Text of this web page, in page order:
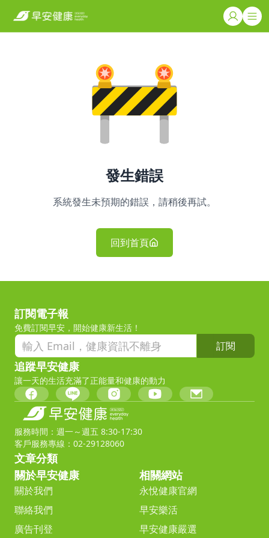
發生錯誤
系統發生未預期的錯誤，請稍後再試。
回到首頁
訂閱電子報
免費訂閱早安，開始健康新生活！
訂閱
追蹤早安健康
讓一天的生活充滿了正能量和健康的動力
服務時間：週一～週五 8:30-17:30
客戶服務專線：02-29128060
文章分類
關於早安健康
關於我們
聯絡我們
廣告刊登
相關網站
永悅健康官網
早安樂活
早安健康嚴選